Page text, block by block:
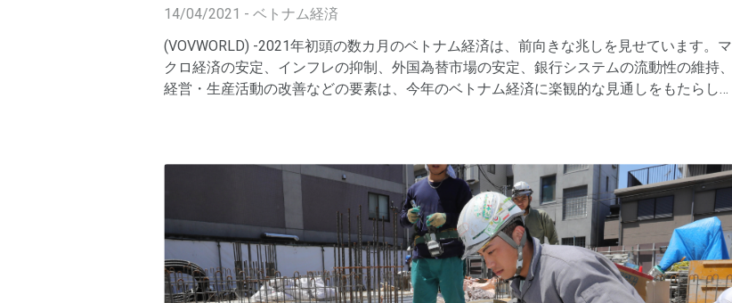
14/04/2021 - ベトナム経済
(VOVWORLD) -2021年初頭の数カ月のベトナム経済は、前向きな兆しを見せています。マ
クロ経済の安定、インフレの抑制、外国為替市場の安定、銀行システムの流動性の維持、
経営・生産活動の改善などの要素は、今年のベトナム経済に楽観的な見通しをもたらして